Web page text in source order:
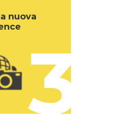
3
nuova